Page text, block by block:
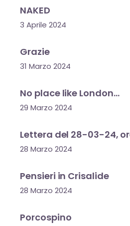
NAKED
3 Aprile 2024
Grazie
31 Marzo 2024
No place like London…
29 Marzo 2024
Lettera del 28-03-24,
28 Marzo 2024
Pensieri in Crisalide
28 Marzo 2024
Porcospino